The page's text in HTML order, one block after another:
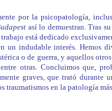
por la psicopatología,
así lo demuestran. Tras
está dedicado
un indudable interés. Hemos
o de guerra, y aquellos
otras. Concluimos que,
graves, que trató durante
en la patología